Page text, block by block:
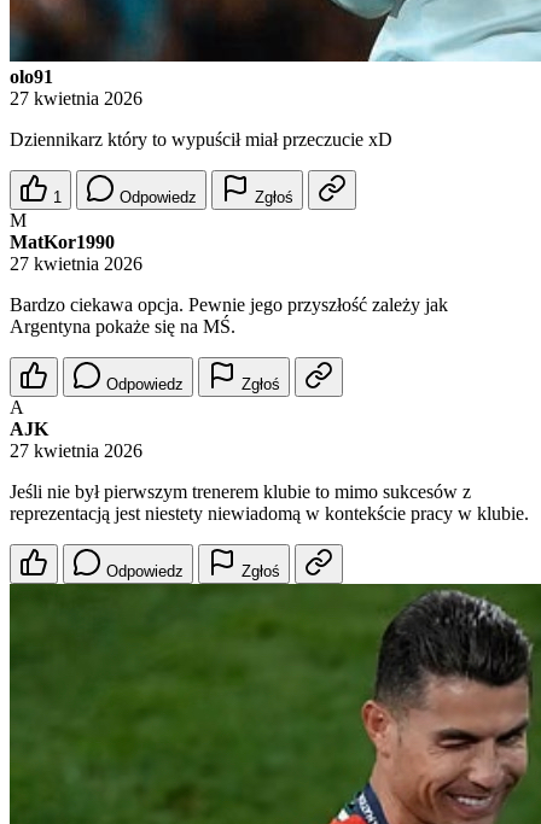
olo91
27 kwietnia 2026
Dziennikarz który to wypuścił miał przeczucie xD
1 Odpowiedz Zgłoś
M
MatKor1990
27 kwietnia 2026
Bardzo ciekawa opcja. Pewnie jego przyszłość zależy jak
Argentyna pokaże się na MŚ.
Odpowiedz Zgłoś
A
AJK
27 kwietnia 2026
Jeśli nie był pierwszym trenerem klubie to mimo sukcesów z
reprezentacją jest niestety niewiadomą w kontekście pracy w klubie.
Odpowiedz Zgłoś